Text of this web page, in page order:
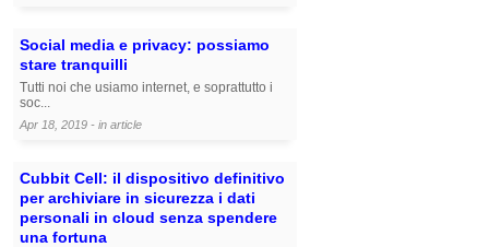
Social media e privacy: possiamo
stare tranquilli
Tutti noi che usiamo internet, e soprattutto i
soc...
Apr 18, 2019 - in article
Cubbit Cell: il dispositivo definitivo
per archiviare in sicurezza i dati
personali in cloud senza spendere
una fortuna